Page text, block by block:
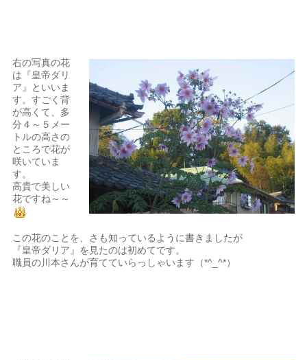
右の写真の花
は『皇帝ダリ
ア』といいま
す。すごく背
が高くて、多
分４～５メー
トルの高さの
ところで花が
咲いていま
す。
高貴で美しい
花ですね～～
この花のことを、さも知っているように書きましたが
『皇帝ダリア』を見たのは初めてです。
職員の川本さんが育てていらっしゃいます（*^_^*）